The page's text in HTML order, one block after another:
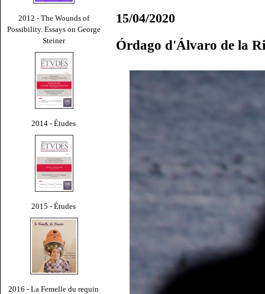
2012 - The Wounds of
Possibility. Essays on George
Steiner
2014 - Études
2015 - Études
2016 - La Femelle du requin
15/04/2020
Órdago d'Álvaro de la